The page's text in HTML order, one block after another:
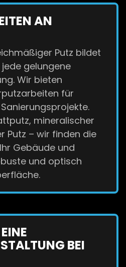
AN
Putz bildet
gelungene
Wir bieten
für
mineralischer
Putz – wir finden die
Gebäude und
und optisch
BEI